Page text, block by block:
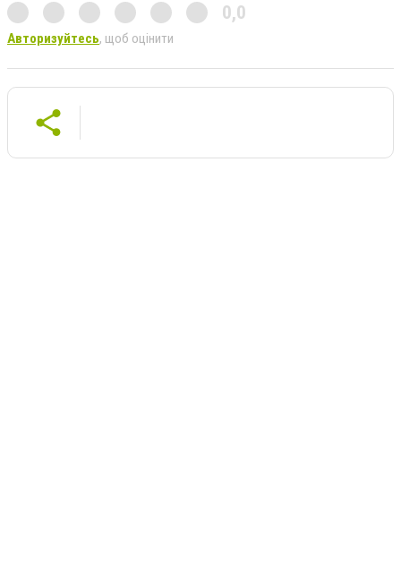
0,0
Авторизуйтесь, щоб оцінити